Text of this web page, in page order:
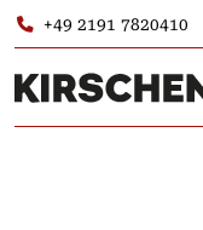
+49 2191 7820410